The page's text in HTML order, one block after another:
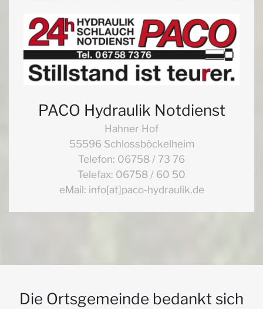
PACO Hydraulik Notdienst
Hahner Hof
55596 Schlossböckelheim
Telefon: 06758 / 73 76
Telefax: 06758 / 60 50
eMail: info[at]paco-hydraulik.de
Die Ortsgemeinde bedankt sich